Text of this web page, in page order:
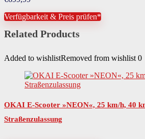
Nutzungsbereich
Benötigte Fahrerlaubnis keine
Rechtliche Pflichten
Verfügbarkeit & Preis prüfen*
Related Products
Added to wishlistRemoved from wishlist 0
OKAI E-Scooter »NEON«, 25 km/h, 40
Straßenzulassung